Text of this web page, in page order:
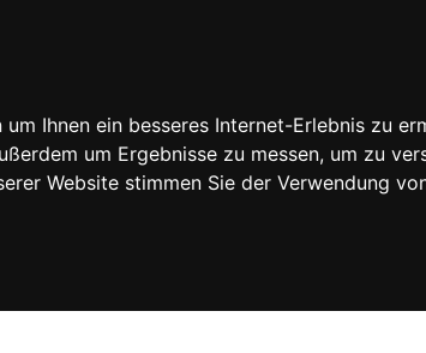
Ihnen ein besseres Internet-Erlebnis zu
um Ergebnisse zu messen, um zu
Website stimmen Sie der Verwendung